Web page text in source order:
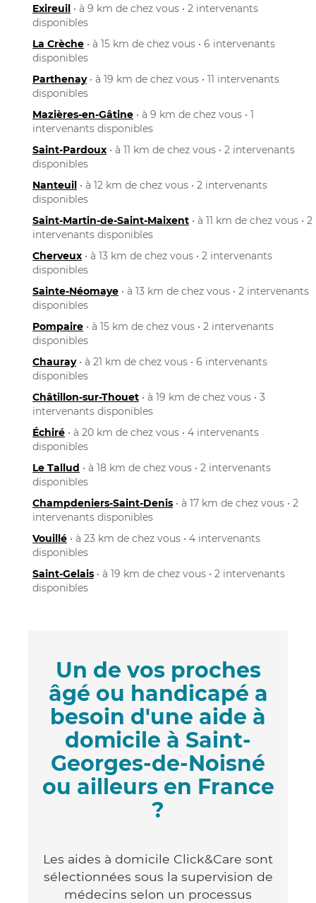
Exireuil • à 9 km de chez vous • 2 intervenants
disponibles
La Crèche • à 15 km de chez vous • 6 intervenants
disponibles
Parthenay• à 19 km de chez vous • 11 intervenants
disponibles
Mazières-en-Gâtine • à 9 km de chez vous • 1
intervenants disponibles
Saint-Pardoux • à 11 km de chez vous • 2 intervenants
disponibles
Nanteuil • à 12 km de chez vous • 2 intervenants
disponibles
Saint-Martin-de-Saint-Maixent • à 11 km de chez vous • 2
intervenants disponibles
Cherveux • à 13 km de chez vous • 2 intervenants
disponibles
Sainte-Néomaye • à 13 km de chez vous • 2 intervenants
disponibles
Pompaire • à 15 km de chez vous • 2 intervenants
disponibles
Chauray• à 21 km de chez vous • 6 intervenants
disponibles
Châtillon-sur-Thouet • à 19 km de chez vous • 3
intervenants disponibles
Échiré • à 20 km de chez vous • 4 intervenants
disponibles
Le Tallud • à 18 km de chez vous • 2 intervenants
disponibles
Champdeniers-Saint-Denis • à 17 km de chez vous • 2
intervenants disponibles
Vouillé • à 23 km de chez vous • 4 intervenants
disponibles
Saint-Gelais • à 19 km de chez vous • 2 intervenants
disponibles
Un de vos proches
âgé ou handicapé a
besoin d'une aide à
domicile à Saint-
Georges-de-Noisné
ou ailleurs en France
?
Les aides à domicile Click&Care sont
sélectionnées sous la supervision de
médecins selon un processus